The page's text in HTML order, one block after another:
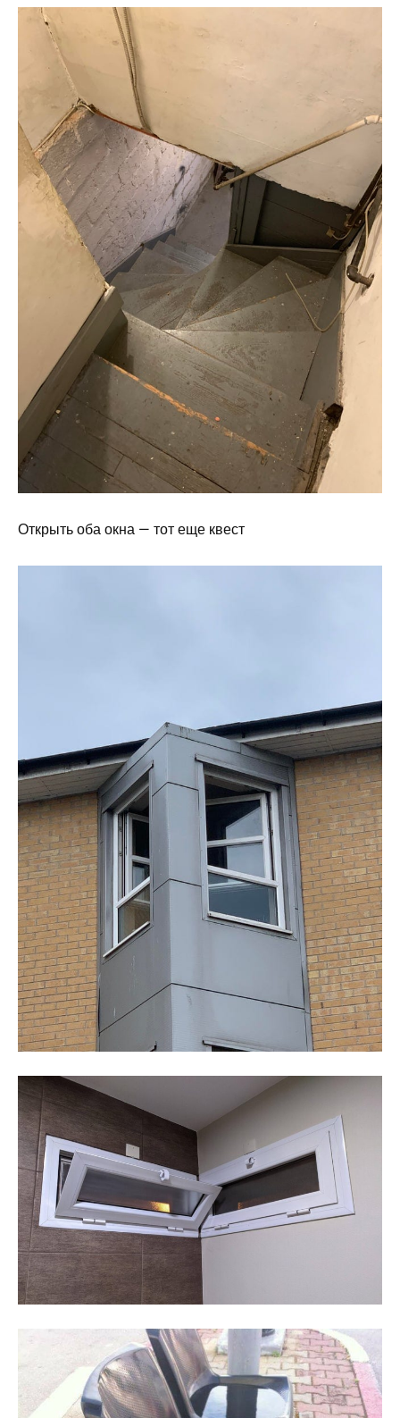
Открыть оба окна — тот еще квест